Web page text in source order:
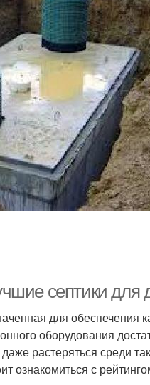
септики для
для обеспечения
оборудования
растеряться среди
ознакомиться с